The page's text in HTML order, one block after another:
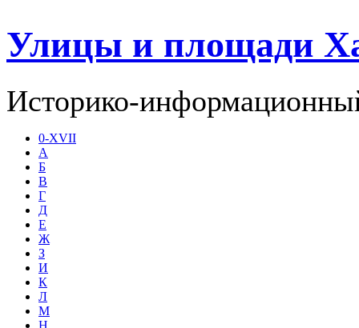
Улицы и площади
Историко-
0-XVII
А
Б
В
Г
Д
Е
Ж
З
И
К
Л
М
Н